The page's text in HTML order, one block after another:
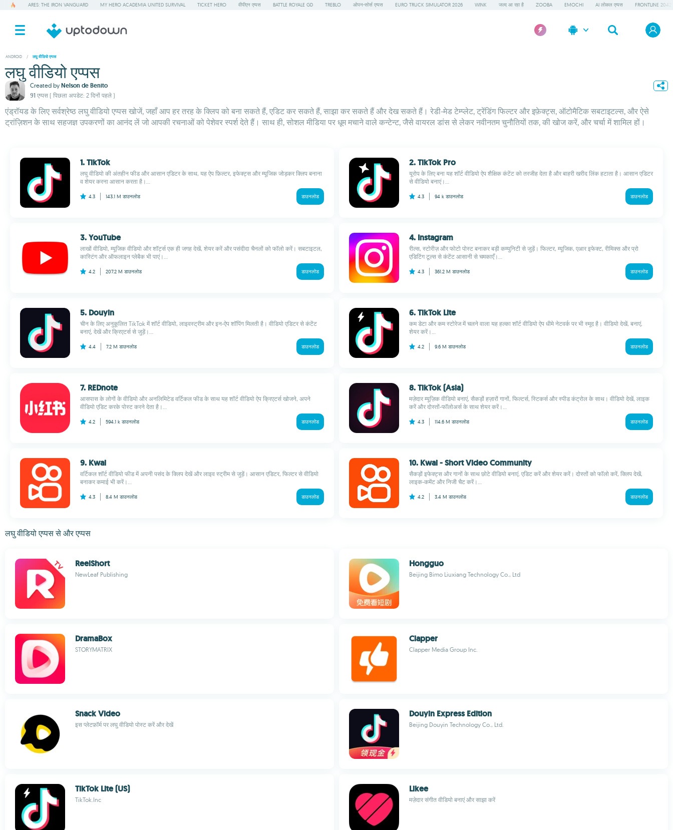
ARES: THE IRON VANGUARD MY HERO ACADEMIA UNITED SURVIVAL TICKET HERO वीपीएन एप्पस BATTLE ROYALE GD TREBLO ओपन-सोर्स एप्पस EURO TRUCK SIMULATOR 2026 WINK जल्द आ रहा है ZOOBA EMOCHI AI लोकल एप्पस FRONTLINE 2042
ANDROID / लघु वीडियो एप्पस
लघु वीडियो एप्पस
Created by Nelson de Benito
91 एप्पस ( पिछला अपडेट: 2 दिनों पहले )
एंड्रॉयड के लिए सर्वश्रेष्ठ लघु वीडियो एप्पस खोजें, जहाँ आप हर तरह के क्लिप को बना सकते हैं, एडिट कर सकते हैं, साझा कर सकते हैं और देख सकते हैं। रेडी-मेड टेम्प्लेट, ट्रेंडिंग फिल्टर और इफ़ेक्ट्स, ऑटोमैटिक सबटाइटल्स, और ऐसे
ट्रांज़िशन के साथ सहजज्ञ उपकरणों का आनंद लें जो आपकी रचनाओं को पेशेवर स्पर्श देते हैं। साथ ही, सोशल मीडिया पर धूम मचाने वाले कन्टेन्ट, जैसे वायरल डांस से लेकर नवीनतम चुनौतियों तक, की खोज करें, और चर्चा में शामिल हों।
1. TikTok
लघु वीडियो की अंतहीन फीड और आसान एडिटर के साथ, यह ऐप फ़िल्टर, इफेक्ट्स और म्यूजिक जोड़कर क्लिप बनाना
व शेयर करना आसान करता है।...
4.3 143.1 M डाउनलोड डाउनलोड
2. TikTok Pro
यूरोप के लिए बना यह शॉर्ट वीडियो ऐप शैक्षिक कंटेंट को तरजीह देता है और बाहरी खरीद लिंक हटाता है। आसान एडिटर
से वीडियो बनाएं।...
4.3 94 k डाउनलोड डाउनलोड
3. YouTube
लाखों वीडियो, म्यूजिक वीडियो और शॉर्ट्स एक ही जगह देखें, शेयर करें और पसंदीदा चैनलों को फॉलो करें। सबटाइटल,
कास्टिंग और ऑफलाइन प्लेबैक भी पाएं।...
4.2 207.2 M डाउनलोड डाउनलोड
4. Instagram
रील्स, स्टोरीज़ और फोटो पोस्ट बनाकर बड़ी कम्युनिटी से जुड़ें। फिल्टर, म्यूजिक, एआर इफेक्ट, रीमिक्स और प्रो
एडिटिंग टूल्स से कंटेंट आसानी से चमकाएँ।...
4.3 361.2 M डाउनलोड डाउनलोड
5. Douyin
चीन के लिए अनुकूलित TikTok में शॉर्ट वीडियो, लाइवस्ट्रीम और इन-ऐप शॉपिंग मिलती है। वीडियो एडिटर से कंटेंट
बनाएं, देखें और क्रिएटर्स से जुड़ें।...
4.4 7.2 M डाउनलोड डाउनलोड
6. TikTok Lite
कम डेटा और कम स्टोरेज में चलने वाला यह हल्का शॉर्ट वीडियो ऐप धीमे नेटवर्क पर भी स्मूद है। वीडियो देखें, बनाएं,
शेयर करें।...
4.2 9.6 M डाउनलोड डाउनलोड
7. REDnote
आसपास के लोगों के वीडियो और अनलिमिटेड वर्टिकल फीड के साथ यह शॉर्ट वीडियो ऐप क्रिएटर्स खोजने, अपने
वीडियो एडिट करके पोस्ट करने देता है।...
4.2 594.1 k डाउनलोड डाउनलोड
8. TikTok (Asia)
मज़ेदार म्यूज़िक वीडियो बनाएं, सैकड़ों हज़ारों गानों, फिल्टर्स, स्टिकर्स और स्पीड कंट्रोल के साथ। वीडियो देखें, लाइक
करें और दोस्तों-फॉलोअर्स के साथ शेयर करें।...
4.3 114.6 M डाउनलोड डाउनलोड
9. Kwai
वर्टिकल शॉर्ट वीडियो फीड में अपनी पसंद के क्लिप देखें और लाइव स्ट्रीम से जुड़ें। आसान एडिटर, फिल्टर से वीडियो
बनाकर कमाई भी करें।...
4.3 8.4 M डाउनलोड डाउनलोड
10. Kwai - Short Video Community
सैकड़ों इफेक्ट्स और गानों के साथ छोटे वीडियो बनाएं, एडिट करें और शेयर करें। दोस्तों को फॉलो करें, क्लिप देखें,
लाइक-कमेंट और निजी चैट करें।...
4.2 3.4 M डाउनलोड डाउनलोड
लघु वीडियो एप्पस से और एप्पस
ReelShort
NewLeaf Publishing
Hongguo
Beijing Bimo Liuxiang Technology Co., Ltd
DramaBox
STORYMATRIX
Clapper
Clapper Media Group Inc.
Snack Video
इस प्लेटफ़ॉर्म पर लघु वीडियो पोस्ट करें और देखें
Douyin Express Edition
Beijing Douyin Technology Co., Ltd.
TikTok Lite (US)
TikTok.Inc
Likee
मज़ेदार संगीत वीडियो बनाएं और साझा करें